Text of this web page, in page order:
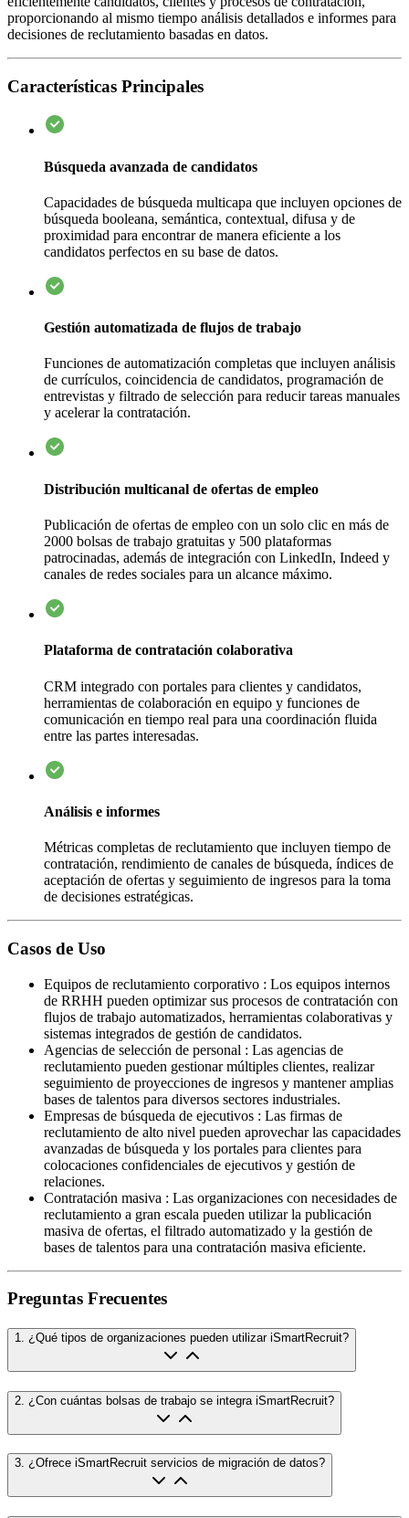
proporcionando al mismo tiempo análisis detallados e informes para
decisiones de reclutamiento basadas en datos.
Características Principales
Búsqueda avanzada de candidatos
Capacidades de búsqueda multicapa que incluyen opciones de
búsqueda booleana, semántica, contextual, difusa y de
proximidad para encontrar de manera eficiente a los
candidatos perfectos en su base de datos.
Gestión automatizada de flujos de trabajo
Funciones de automatización completas que incluyen análisis
de currículos, coincidencia de candidatos, programación de
entrevistas y filtrado de selección para reducir tareas manuales
y acelerar la contratación.
Distribución multicanal de ofertas de empleo
Publicación de ofertas de empleo con un solo clic en más de
2000 bolsas de trabajo gratuitas y 500 plataformas
patrocinadas, además de integración con LinkedIn, Indeed y
canales de redes sociales para un alcance máximo.
Plataforma de contratación colaborativa
CRM integrado con portales para clientes y candidatos,
herramientas de colaboración en equipo y funciones de
comunicación en tiempo real para una coordinación fluida
entre las partes interesadas.
Análisis e informes
Métricas completas de reclutamiento que incluyen tiempo de
contratación, rendimiento de canales de búsqueda, índices de
aceptación de ofertas y seguimiento de ingresos para la toma
de decisiones estratégicas.
Casos de Uso
Equipos de reclutamiento corporativo : Los equipos internos
de RRHH pueden optimizar sus procesos de contratación con
flujos de trabajo automatizados, herramientas colaborativas y
sistemas integrados de gestión de candidatos.
Agencias de selección de personal : Las agencias de
reclutamiento pueden gestionar múltiples clientes, realizar
seguimiento de proyecciones de ingresos y mantener amplias
bases de talentos para diversos sectores industriales.
Empresas de búsqueda de ejecutivos : Las firmas de
reclutamiento de alto nivel pueden aprovechar las capacidades
avanzadas de búsqueda y los portales para clientes para
colocaciones confidenciales de ejecutivos y gestión de
relaciones.
Contratación masiva : Las organizaciones con necesidades de
reclutamiento a gran escala pueden utilizar la publicación
masiva de ofertas, el filtrado automatizado y la gestión de
bases de talentos para una contratación masiva eficiente.
Preguntas Frecuentes
1 ¿Qué tipos de organizaciones pueden utilizar iSmartRecruit?
2 ¿Con cuántas bolsas de trabajo se integra iSmartRecruit?
3. ¿Ofrece iSmartRecruit servicios de migración de datos?